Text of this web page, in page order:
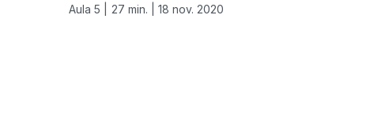
Aula 5 | 27 min. | 18 nov. 2020